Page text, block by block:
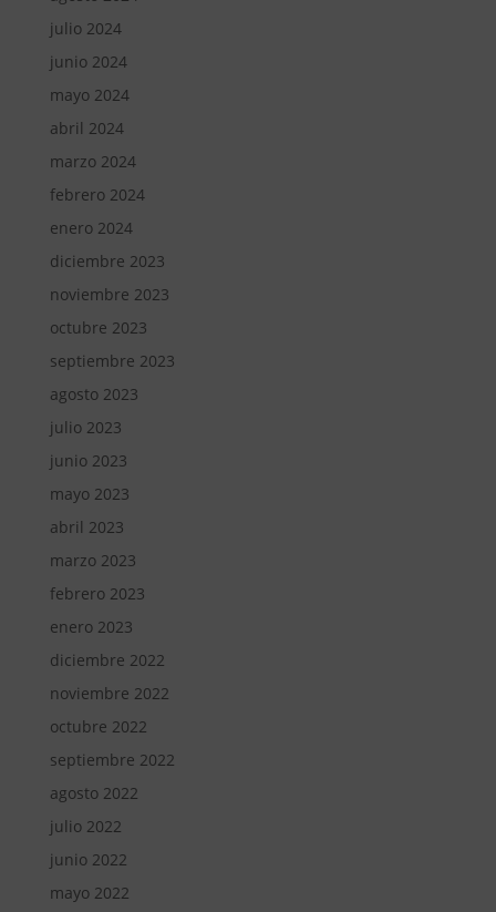
julio 2024
junio 2024
mayo 2024
abril 2024
marzo 2024
febrero 2024
enero 2024
diciembre 2023
noviembre 2023
octubre 2023
septiembre 2023
agosto 2023
julio 2023
junio 2023
mayo 2023
abril 2023
marzo 2023
febrero 2023
enero 2023
diciembre 2022
noviembre 2022
octubre 2022
septiembre 2022
agosto 2022
julio 2022
junio 2022
mayo 2022